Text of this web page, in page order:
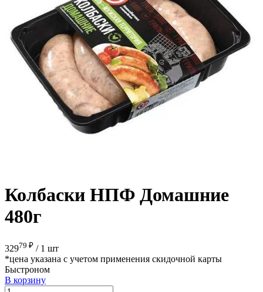
Колбаски НПФ Домашние
480г
32979 ₽ / 1 шт
*цена указана с учетом применения скидочной карты
Быстроном
В корзину